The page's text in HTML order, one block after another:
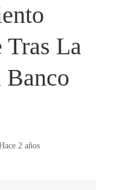
Tras La
2 años